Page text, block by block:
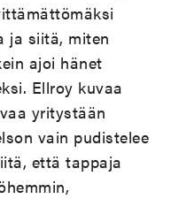
ja siitä, miten
ajoi hänet
Ellroy kuvaa
yritystään
vain pudistelee
että tappaja